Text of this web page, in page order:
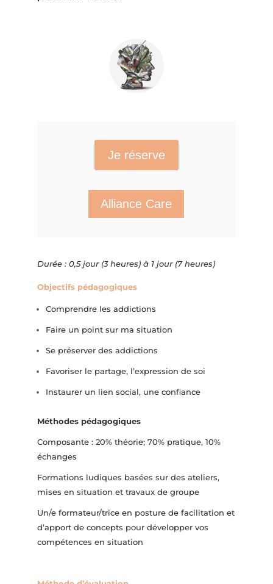
Je réserve
Alliance Care
Durée : 0,5 jour (3 heures) à 1 jour (7 heures)
Objectifs pédagogiques
Comprendre les addictions
Faire un point sur ma situation
Se préserver des addictions
Favoriser le partage, l’expression de soi
Instaurer un lien social, une confiance
Méthodes pédagogiques
Composante : 20% théorie; 70% pratique, 10%
échanges
Formations ludiques basées sur des ateliers,
mises en situation et travaux de groupe
Un/e formateur/trice en posture de facilitation et
d’apport de concepts pour développer vos
compétences en situation